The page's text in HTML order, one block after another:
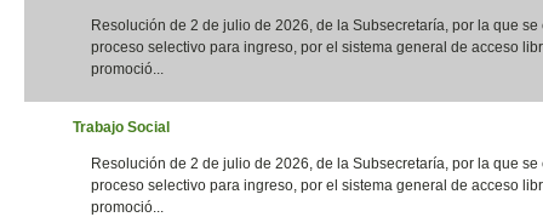
Resolución de 2 de julio de 2026, de la Subsecretaría, por la que se
proceso selectivo para ingreso, por el sistema general de acceso
promoció...
Trabajo Social
Resolución de 2 de julio de 2026, de la Subsecretaría, por la que se
proceso selectivo para ingreso, por el sistema general de acceso
promoció...